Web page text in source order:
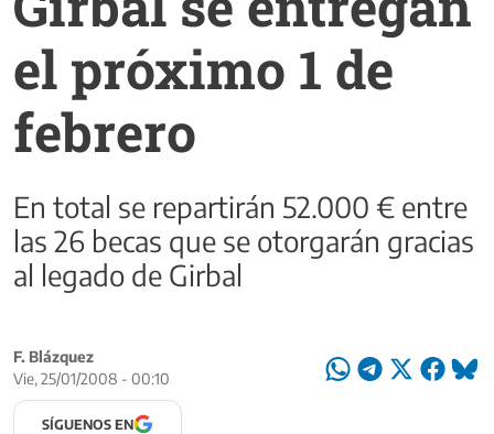
el próximo 1 de
febrero
En total se repartirán 52.000 € entre
las 26 becas que se otorgarán gracias
al legado de Girbal
F. Blázquez
Vie, 25/01/2008 - 00:10
SÍGUENOS EN